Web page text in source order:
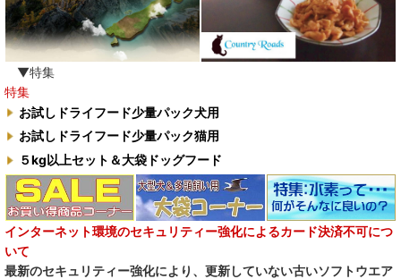
水素シリーズ
臭わない袋BOS
自然流
M.Y Forest推奨品
フォルツァ10犬キャンペーン
一口笑 Ikkosho
デイリーディライト DAILY DELIGHT
▼特集
特集
お試しドライフード少量パック犬用
お試しドライフード少量パック猫用
５kg以上セット＆大袋ドッグフード
インターネット環境のセキュリティー強化によるカード決済不可につ
いて
最新のセキュリティー強化により、更新していない古いソフトウエア